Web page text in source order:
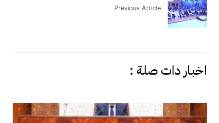
Previous Article
اخبار دات صلة :